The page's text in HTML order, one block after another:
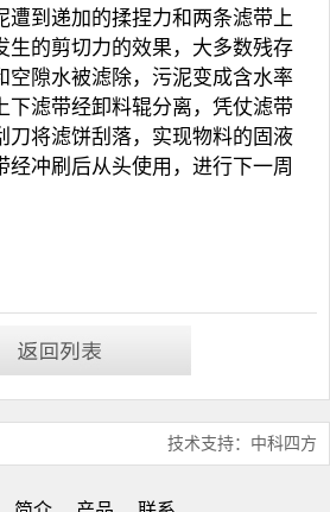
遭到递加的揉捏力和两条滤带上
生的剪切力的效果，大多数残存
空隙水被滤除，污泥变成含水率
下滤带经卸料辊分离，凭仗滤带
刀将滤饼刮落，实现物料的固液
经冲刷后从头使用，进行下一周
技术支持：中科四方